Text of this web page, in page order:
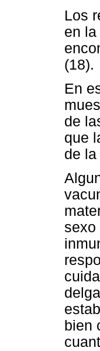
Los
en
(18).
En
de
que
de
sexo
bien